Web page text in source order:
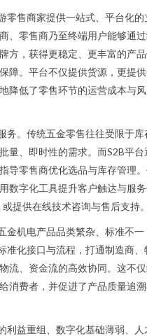
零售商家提供一站式、平台化的
、零售商乃至终端用户能够通
方，获得更稳定、更丰富的产
障。平台不仅提供货源，更提
降低了零售环节的运营成本与风
务。传统五金零售往往受限于库
量、即时性的需求。而S2B平台
导零售商优化选品与库存管理
数字化工具提升客户触达与服
提供在线技术咨询与售后支持
金机电产品品类繁杂、标准不一
准化接口与流程，打通制造商、
流、资金流的高效协同。这不
消费者，并促进了产品质量追
利益重组、数字化基础薄弱、人